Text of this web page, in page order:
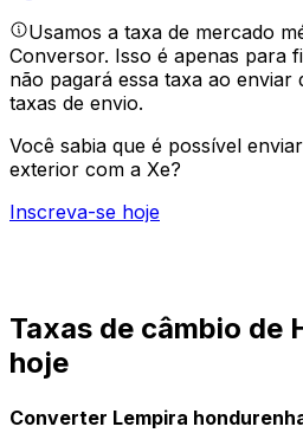
Usamos a taxa de mercado
Conversor. Isso é apenas para
não pagará essa taxa ao enviar
taxas de envio.
Você sabia que é possível
exterior com a Xe?
Inscreva-se hoje
Taxas de câmbio de
hoje
Converter Lempira